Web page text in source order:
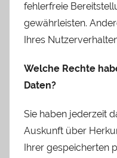
fehlerfreie
gewährleisten.
Ihres
Welche Rechte
Daten?
Sie haben jederzeit
Auskunft über
Ihrer gespeicherten